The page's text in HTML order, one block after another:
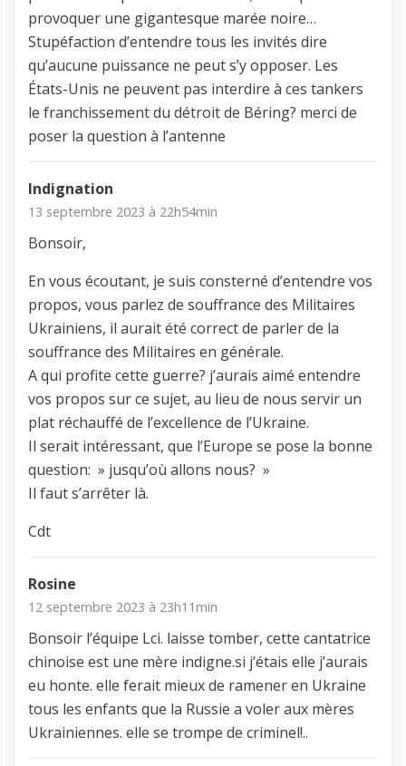
provoquer une gigantesque marée noire…
Stupéfaction d’entendre tous les invités dire
qu’aucune puissance ne peut s’y opposer. Les
États-Unis ne peuvent pas interdire à ces tankers
le franchissement du détroit de Béring? merci de
poser la question à l’antenne
Indignation
13 septembre 2023 à 22h54min
Bonsoir,
En vous écoutant, je suis consterné d’entendre vos
propos, vous parlez de souffrance des Militaires
Ukrainiens, il aurait été correct de parler de la
souffrance des Militaires en générale.
A qui profite cette guerre? j’aurais aimé entendre
vos propos sur ce sujet, au lieu de nous servir un
plat réchauffé de l’excellence de l’Ukraine.
Il serait intéressant, que l’Europe se pose la bonne
question: » jusqu’où allons nous? »
Il faut s’arrêter là.
Cdt
Rosine
12 septembre 2023 à 23h11min
Bonsoir l’équipe Lci. laisse tomber, cette cantatrice
chinoise est une mère indigne.si j’étais elle j’aurais
eu honte. elle ferait mieux de ramener en Ukraine
tous les enfants que la Russie a voler aux mères
Ukrainiennes. elle se trompe de criminel!..